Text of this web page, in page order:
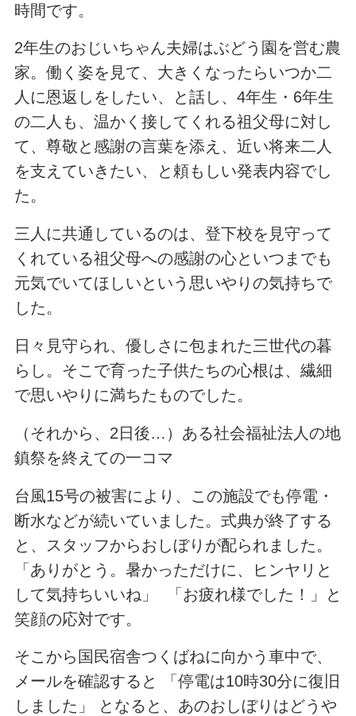
時間です。
2年生のおじいちゃん夫婦はぶどう園を営む農
家。働く姿を見て、大きくなったらいつか二
人に恩返しをしたい、と話し、4年生・6年生
の二人も、温かく接してくれる祖父母に対し
て、尊敬と感謝の言葉を添え、近い将来二人
を支えていきたい、と頼もしい発表内容でし
た。
三人に共通しているのは、登下校を見守って
くれている祖父母への感謝の心といつまでも
元気でいてほしいという思いやりの気持ちで
した。
日々見守られ、優しさに包まれた三世代の暮
らし。そこで育った子供たちの心根は、繊細
で思いやりに満ちたものでした。
（それから、2日後…）ある社会福祉法人の地
鎮祭を終えての一コマ
台風15号の被害により、この施設でも停電・
断水などが続いていました。式典が終了する
と、スタッフからおしぼりが配られました。
「ありがとう。暑かっただけに、ヒンヤリと
して気持ちいいね」 「お疲れ様でした！」と
笑顔の応対です。
そこから国民宿舎つくばねに向かう車中で、
メールを確認すると 「停電は10時30分に復旧
しました」 となると、あのおしぼりはどうや